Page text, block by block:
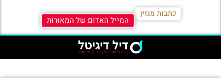
כתבות מגזין
המייל האדום של המאורות